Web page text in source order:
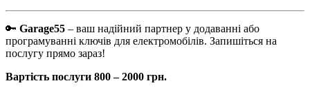
🔑 Garage55 – ваш надійний партнер у додаванні або
програмуванні ключів для електромобілів. Запишіться на
послугу прямо зараз!
Вартість послуги 800 – 2000 грн.